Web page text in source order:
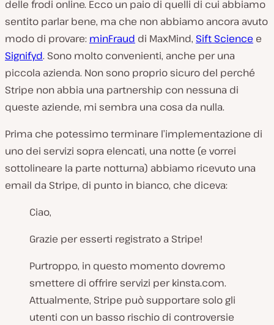
delle frodi online. Ecco un paio di quelli di cui abbiamo
sentito parlar bene, ma che non abbiamo ancora avuto
modo di provare: minFraud di MaxMind, Sift Science e
Signifyd. Sono molto convenienti, anche per una
piccola azienda. Non sono proprio sicuro del perché
Stripe non abbia una partnership con nessuna di
queste aziende, mi sembra una cosa da nulla.
Prima che potessimo terminare l’implementazione di
uno dei servizi sopra elencati, una notte (e vorrei
sottolineare la parte notturna) abbiamo ricevuto una
email da Stripe, di punto in bianco, che diceva:
Ciao,
Grazie per esserti registrato a Stripe!
Purtroppo, in questo momento dovremo
smettere di offrire servizi per kinsta.com.
Attualmente, Stripe può supportare solo gli
utenti con un basso rischio di controversie